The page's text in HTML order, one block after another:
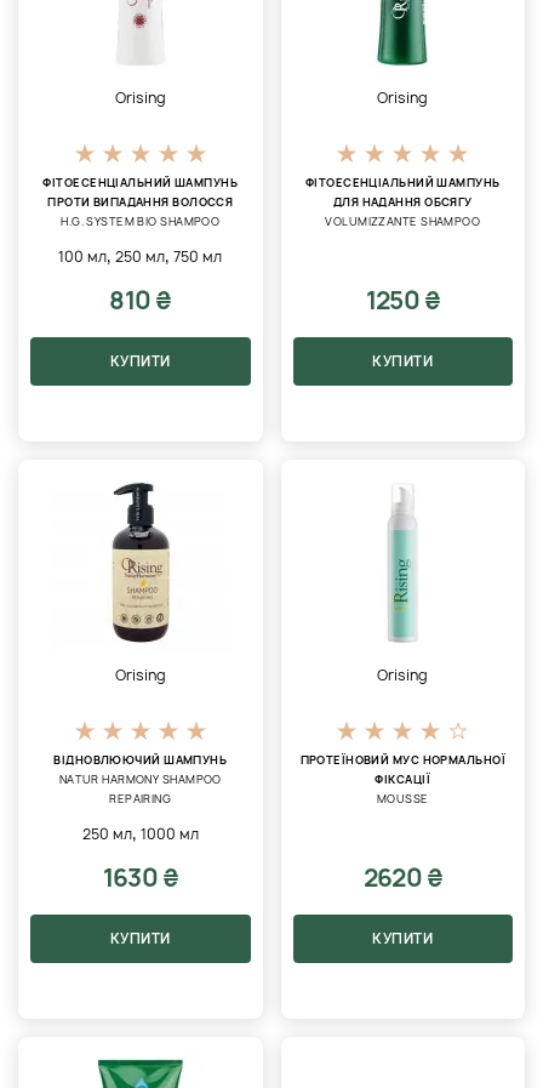
Orising
ФІТОЕСЕНЦІАЛЬНИЙ ШАМПУНЬ
ПРОТИ ВИПАДАННЯ ВОЛОССЯ
H.G. SYSTEM BIO SHAMPOO
100 мл,250 мл,750 мл
810 ₴
КУПИТИ
Orising
ФІТОЕСЕНЦІАЛЬНИЙ ШАМПУНЬ
ДЛЯ НАДАННЯ ОБСЯГУ
VOLUMIZZANTE SHAMPOO
1250 ₴
КУПИТИ
Orising
ВІДНОВЛЮЮЧИЙ ШАМПУНЬ
NATUR HARMONY SHAMPOO
REPAIRING
250 мл, 1000 мл
1630 ₴
КУПИТИ
Orising
ПРОТЕЇНОВИЙ МУС НОРМАЛЬНОЇ
ФІКСАЦІЇ
MOUSSE
2620 ₴
КУПИТИ